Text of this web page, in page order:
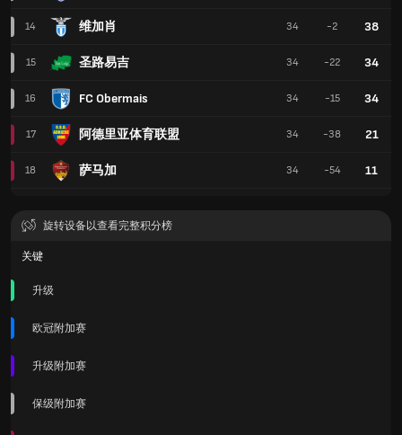
14 维加肖
15 圣路易吉
16 FC Obermais
17 阿德里亚体育联盟
18 萨马加
34 -2 38
34 -22 34
34 -15 34
34 -38 21
34 -54 11
旋转设备以查看完整积分榜
关键
升级
欧冠附加赛
升级附加赛
保级附加赛